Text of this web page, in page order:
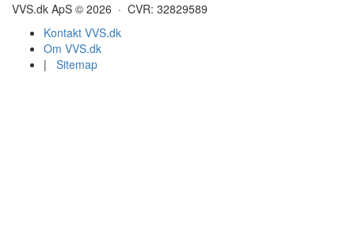
VVS.dk ApS © 2026 · CVR: 32829589
Kontakt VVS.dk
Om VVS.dk
| Sitemap